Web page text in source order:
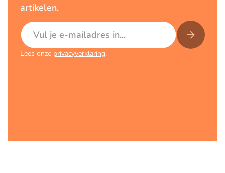
artikelen.
E-mailadres
Lees onze privacyverklaring.